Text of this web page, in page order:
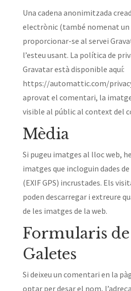
Una cadena anonimitzada
electrònic (també nomenat un
proporcionar-se al servei
l’esteu usant. La política de
Gravatar està disponible aquí:
https://automattic.com/
aprovat el comentari, la
visible al públic al context del
Mèdia
Si pugeu imatges al lloc web,
imatges que incloguin dades
(EXIF GPS) incrustades. Els
poden descarregar i extreure
de les imatges de la web.
Formularis de
Galetes
Si deixeu un comentari en la
optar per desar el nom,